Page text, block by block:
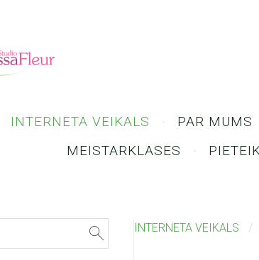
INTERNETA VEIKALS PAR MUMS
MEISTARKLASES
INTERNETA VEIKALS